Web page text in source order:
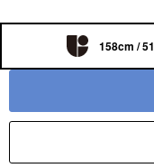
158cm /